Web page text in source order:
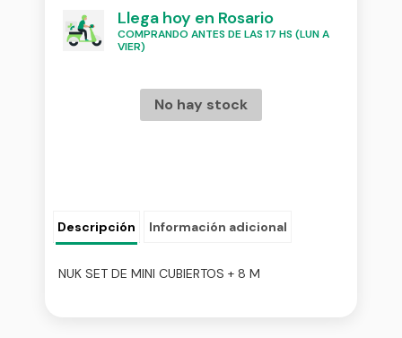
Llega hoy en Rosario
COMPRANDO ANTES DE LAS 17 HS (LUN A
VIER)
No hay stock
Descripción Información adicional
NUK SET DE MINI CUBIERTOS + 8 M